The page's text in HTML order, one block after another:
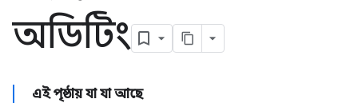
অডিটিং
এই পৃষ্ঠায় যা যা আছে